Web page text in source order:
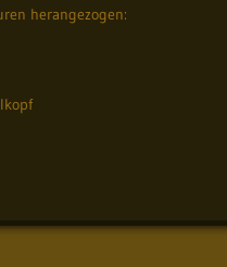
herangezogen: